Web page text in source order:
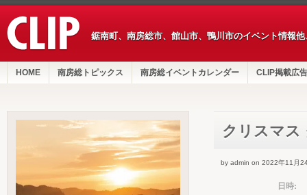
鋸南町、南房総市、館山市、鴨川市のイベント情報
HOME 南房総トピックス 南房総イベントカレンダー CLIP掲載広告
クリスマス
by admin on 2022年11月
日時: